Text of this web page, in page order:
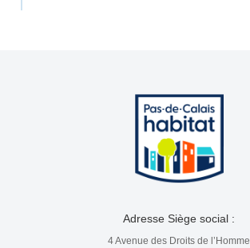
Adresse Siège social :
4 Avenue des Droits de l’Homme